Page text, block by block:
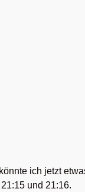
ich jetzt
und 21:16.